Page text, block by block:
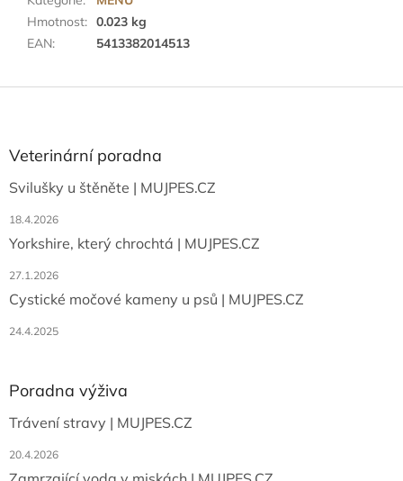
Hmotnost: 0.023 kg
EAN: 5413382014513
aVeterinární poradna
Svilušky u štěněte | MUJPES.CZ
18.4.2026
Yorkshire, který chrochtá | MUJPES.CZ
27.1.2026
Cystické močové kameny u psů | MUJPES.CZ
24.4.2025
Poradna výživa
Trávení stravy | MUJPES.CZ
20.4.2026